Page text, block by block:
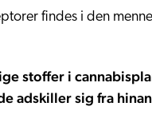
findes i den
stoffer i
adskiller sig fra